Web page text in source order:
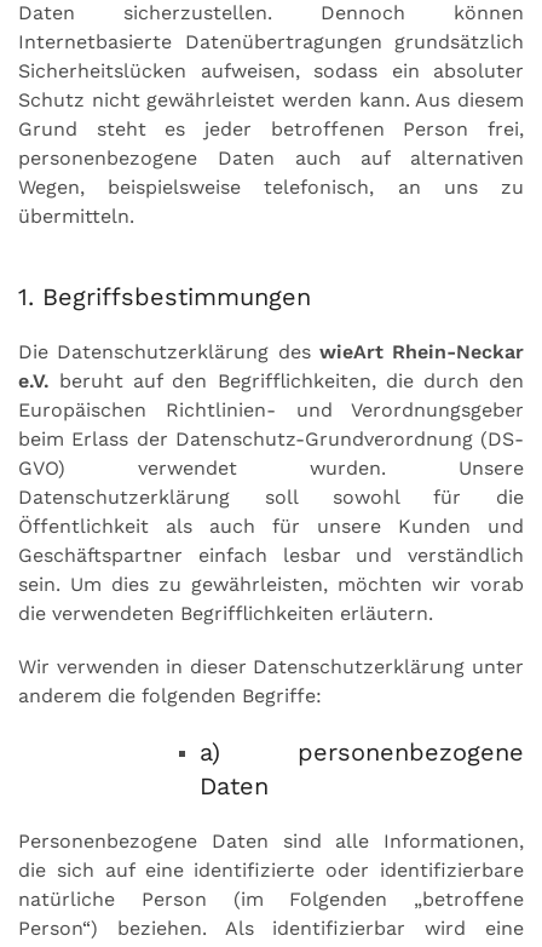
Daten sicherzustellen. Dennoch können
Internetbasierte Datenübertragungen grundsätzlich
Sicherheitslücken aufweisen, sodass ein absoluter
Schutz nicht gewährleistet werden kann. Aus diesem
Grund steht es jeder betroffenen Person frei,
personenbezogene Daten auch auf alternativen
Wegen, beispielsweise telefonisch, an uns zu
übermitteln.
1. Begriffsbestimmungen
Die Datenschutzerklärung des wieArt Rhein-Neckar
e.V. beruht auf den Begrifflichkeiten, die durch den
Europäischen Richtlinien- und Verordnungsgeber
beim Erlass der Datenschutz-Grundverordnung (DS-
GVO) verwendet wurden. Unsere
Datenschutzerklärung soll sowohl für die
Öffentlichkeit als auch für unsere Kunden und
Geschäftspartner einfach lesbar und verständlich
sein. Um dies zu gewährleisten, möchten wir vorab
die verwendeten Begrifflichkeiten erläutern.
Wir verwenden in dieser Datenschutzerklärung unter
anderem die folgenden Begriffe:
a) personenbezogene
Daten
Personenbezogene Daten sind alle Informationen,
die sich auf eine identifizierte oder identifizierbare
natürliche Person (im Folgenden „betroffene
Person“) beziehen. Als identifizierbar wird eine